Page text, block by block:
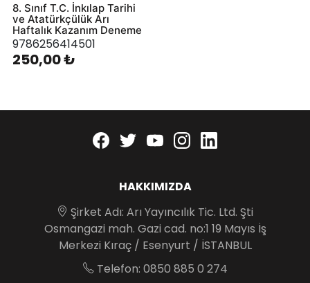
8. Sınıf T.C. İnkılap Tarihi
ve Atatürkçülük Arı
Haftalık Kazanım Deneme
9786256414501
250,00 ₺
Facebook
twitteryoutubeinstagram
HAKKIMIZDA
Şirket Adı: Arı Yayıncılık Tic. Ltd. Şti
Osmangazi mah. Gazi cad. no:1 19 Mayıs İş
Merkezi Kıraç / Esenyurt / İSTANBUL
Telefon: 0850 885 0 274